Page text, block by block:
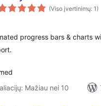
(Viso įvertinimų: 1)
progress bars & charts
Mažiau nei 10